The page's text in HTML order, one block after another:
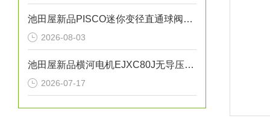
池田屋新品PISCO迷你变径直通球阀BVM6-4正式发布
2026-08-03
池田屋新品横河电机EJXC80J无导压管式隔膜密封系统
2026-07-17